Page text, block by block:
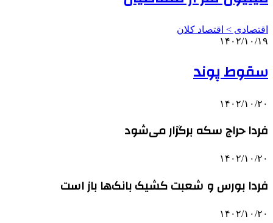
اقتصادی > اقتصاد کلان
۱۴۰۲/۱۰/۱۹
سقوط پوند
۱۴۰۲/۱۰/۲۰
فردا حراج سکه برگزار می‌شود
۱۴۰۲/۱۰/۲۰
فردا بورس و شعبت کشیک بانک‌ها باز است
۱۴۰۲/۱۰/۲۰